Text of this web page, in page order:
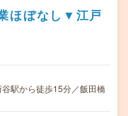
ほぼなし▼江戸
駅から徒歩15分／飯田橋